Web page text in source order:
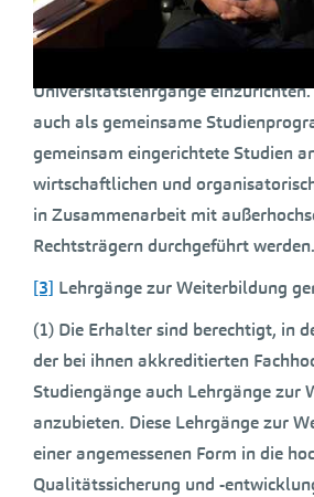
[2]Universitätslehrgänge gem. § 3
Universitätslehrgänge einzurichten.
auch als gemeinsame
gemeinsam eingerichtete Studien
wirtschaftlichen und
in Zusammenarbeit mit
Rechtsträgern durchgeführt werden.
[3] Lehrgänge zur Weiterbildung
(1) Die Erhalter sind berechtigt, in
der bei ihnen akkreditierten
Studiengänge auch Lehrgänge zur
anzubieten. Diese Lehrgänge zur
einer angemessenen Form in die
Qualitätssicherung und -